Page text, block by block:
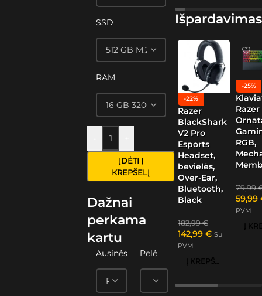
SSD
RAM
ĮDĖTI Į
KREPŠELĮ
Dažnai
perkama
kartu
Ausinės Pelė
Išpardavimas
-22%
Razer
BlackShark
V2 Pro
Esports
Headset,
bevielės,
Over-Ear,
Bluetooth,
Black
182,99€
142,99 € Su
PVM
Į KREPŠELĮ
-25%
Razer
RGB,
79,99
59,99
PVM